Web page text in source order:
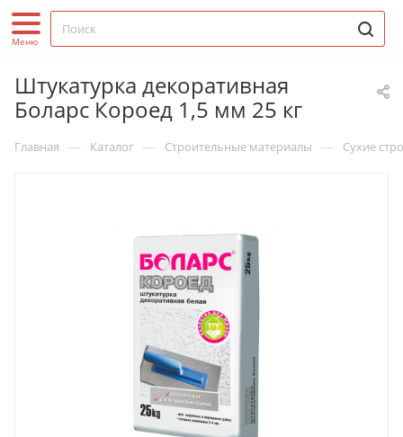
Штукатурка декоративная
Боларс Короед 1,5 мм 25 кг
Главная — Каталог — Строительные материалы — Сухие